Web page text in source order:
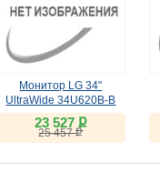
Монитор LG 34"
UltraWide 34U620B-B
(VA, 144Hz)
23 527 ք
25 457ք